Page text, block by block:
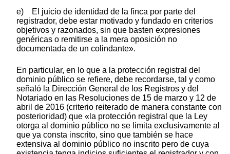
e) El juicio de identidad de la finca por parte del
registrador, debe estar motivado y fundado en criterios
objetivos y razonados, sin que basten expresiones
genéricas o remitirse a la mera oposición no
documentada de un colindante».
En particular, en lo que a la protección registral del
dominio público se refiere, debe recordarse, tal y como
señaló la Dirección General de los Registros y del
Notariado en las Resoluciones de 15 de marzo y 12 de
abril de 2016 (criterio reiterado de manera constante con
posterioridad) que «la protección registral que la Ley
otorga al dominio público no se limita exclusivamente al
que ya consta inscrito, sino que también se hace
extensiva al dominio público no inscrito pero de cuya